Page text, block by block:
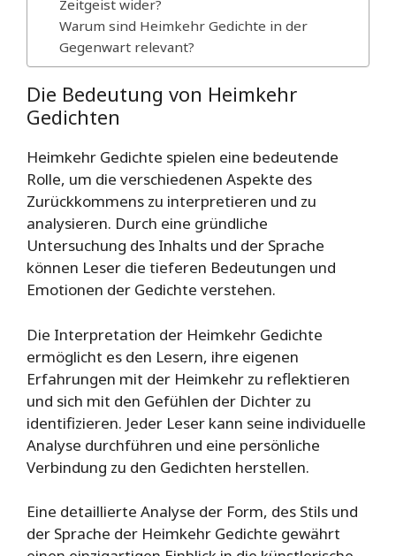
Zeitgeist wider?
Warum sind Heimkehr Gedichte in der
Gegenwart relevant?
Die Bedeutung von Heimkehr
Gedichten
Heimkehr Gedichte spielen eine bedeutende
Rolle, um die verschiedenen Aspekte des
Zurückkommens zu interpretieren und zu
analysieren. Durch eine gründliche
Untersuchung des Inhalts und der Sprache
können Leser die tieferen Bedeutungen und
Emotionen der Gedichte verstehen.
Die Interpretation der Heimkehr Gedichte
ermöglicht es den Lesern, ihre eigenen
Erfahrungen mit der Heimkehr zu reflektieren
und sich mit den Gefühlen der Dichter zu
identifizieren. Jeder Leser kann seine individuelle
Analyse durchführen und eine persönliche
Verbindung zu den Gedichten herstellen.
Eine detaillierte Analyse der Form, des Stils und
der Sprache der Heimkehr Gedichte gewährt